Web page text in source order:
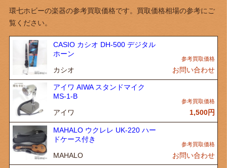
環七ホビーの楽器の参考買取価格です。買取価格相場の参考にご
覧ください。
CASIO カシオ DH-500 デジタル
ホーン
カシオ お問い合わせ
アイワ AIWA スタンドマイク
MS-1-B
アイワ 1,500円
MAHALO ウクレレ UK-220 ハー
ドケース付き
MAHALO お問い合わせ